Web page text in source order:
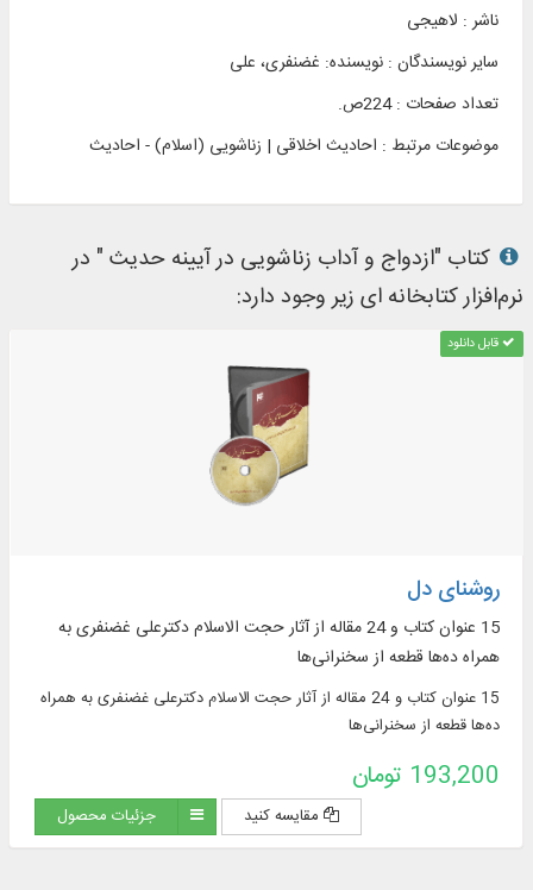
ناشر : لاهیجی
سایر نویسندگان : نویسنده: غضنفری، علی
تعداد صفحات : 224ص.
موضوعات مرتبط : احادیث اخلاقی | زناشویی (اسلام) - احادیث
کتاب "ازدواج و آداب زناشویی در آیینه حدیث " در
نرم‌افزار کتابخانه ای زیر وجود دارد:
قابل دانلود
روشنای دل
15 عنوان کتاب و 24 مقاله از آثار حجت‌ الاسلام دکترعلی غضنفری به
همراه ده‌ها قطعه از سخنرانی‌ها
15 عنوان کتاب و 24 مقاله از آثار حجت‌ الاسلام دکترعلی غضنفری به همراه
ده‌ها قطعه از سخنرانی‌ها
193,200 تومان
مقایسه کنید جزئیات محصول